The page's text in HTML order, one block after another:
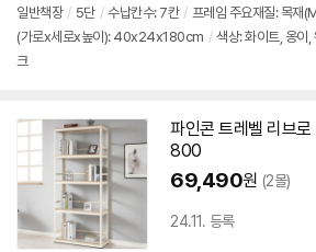
상상상상 상상
뷰
일반책장 / 5단 / 수납칸수: 7칸 / 프레임 주요재질: 목재
(가로x세로x높이): 40x24x180cm / 색상: 화이트, 옹이,
크
파인콘 트레벨 리브
800
69,490원 (2몰)
24.11. 등록